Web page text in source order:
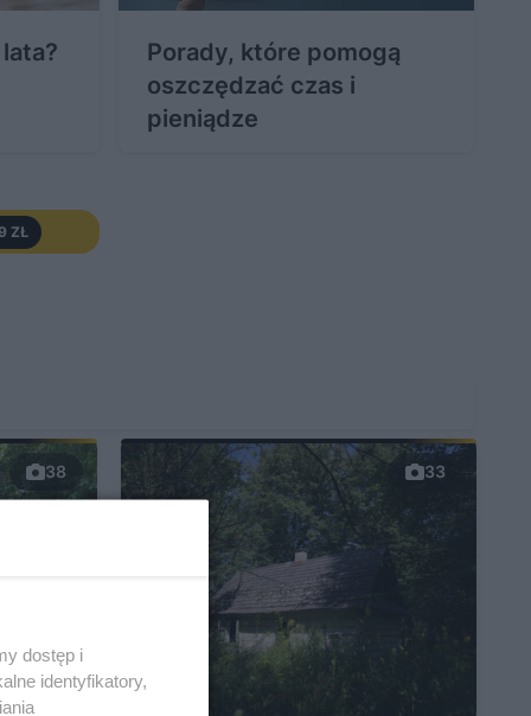
Porady, które pomogą
oszczędzać czas i
pieniądze
ZŁ
38 33
dostęp i
identyfikatory,